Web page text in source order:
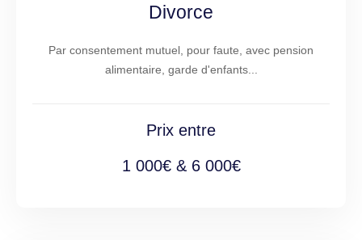
Divorce
Par consentement mutuel, pour faute, avec pension
alimentaire, garde d'enfants...
Prix entre
1 000€ & 6 000€